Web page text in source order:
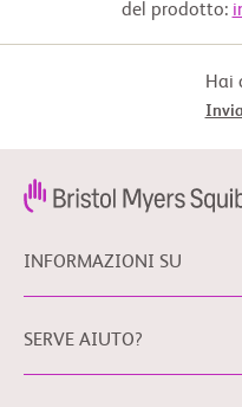
del prodotto:
Hai
INFORMAZIONI SU
SERVE AIUTO?